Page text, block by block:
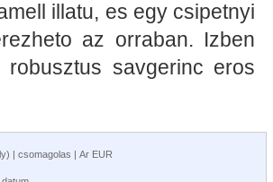
illatu, es egy csipetnyi
az orraban. Izben
robusztus savgerinc eros
| csomagolas | Ar EUR